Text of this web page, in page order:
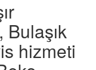
hizmeti